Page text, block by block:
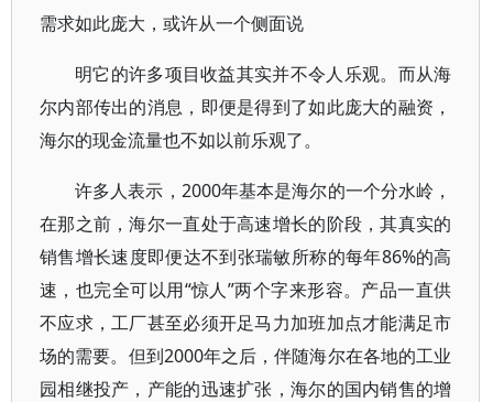
需求如此庞大，或许从一个侧面说
明它的许多项目收益其实并不令人乐观。而从海
尔内部传出的消息，即便是得到了如此庞大的融资，
海尔的现金流量也不如以前乐观了。
许多人表示，2000年基本是海尔的一个分水岭，
在那之前，海尔一直处于高速增长的阶段，其真实的
销售增长速度即便达不到张瑞敏所称的每年86%的高
速，也完全可以用“惊人”两个字来形容。产品一直供
不应求，工厂甚至必须开足马力加班加点才能满足市
场的需要。但到2000年之后，伴随海尔在各地的工业
园相继投产，产能的迅速扩张，海尔的国内销售的增